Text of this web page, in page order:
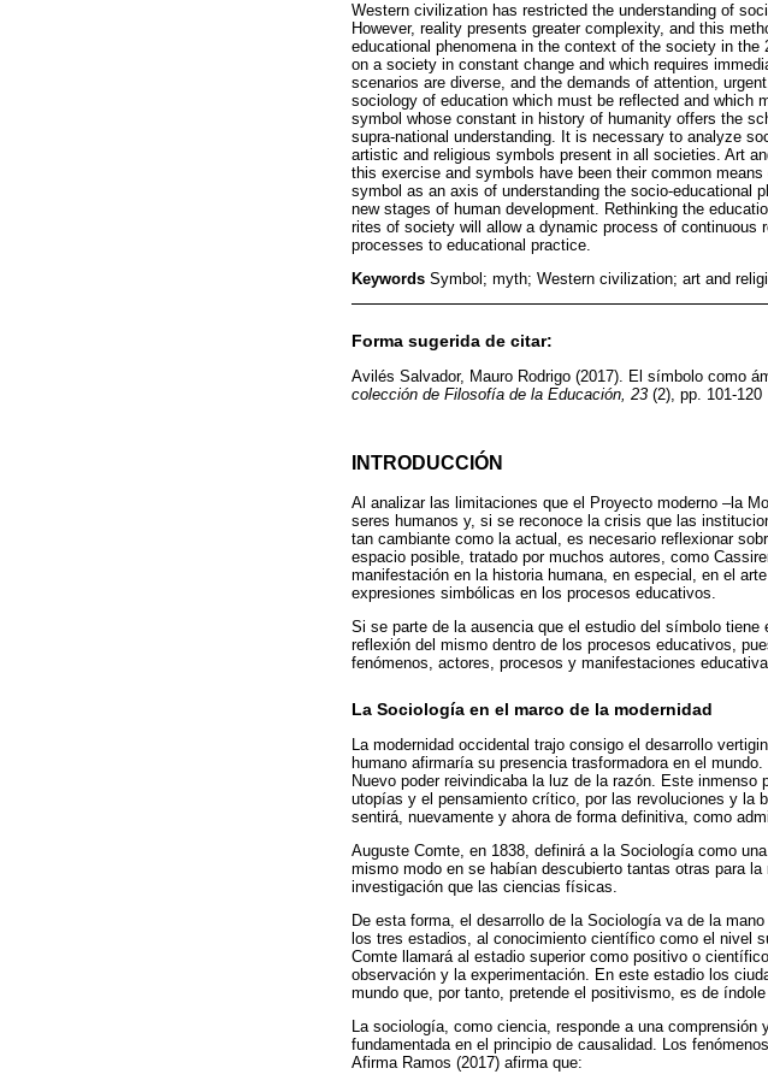
Western civilization has restricted the understanding of
However, reality presents greater complexity, and this
educational phenomena in the context of the society in
on a society in constant change and which requires
scenarios are diverse, and the demands of attention,
sociology of education which must be reflected and which
symbol whose constant in history of humanity offers the
supra-national understanding. It is necessary to analyze
artistic and religious symbols present in all societies. Art
this exercise and symbols have been their common
symbol as an axis of understanding the socio-educational
new stages of human development. Rethinking the
rites of society will allow a dynamic process of continuous
processes to educational practice.
Keywords Symbol; myth; Western civilization; art and
Forma sugerida de citar:
Avilés Salvador, Mauro Rodrigo (2017). El símbolo como
colección de Filosofía de la Educación, 23 (2), pp. 101-120
INTRODUCCIÓN
Al analizar las limitaciones que el Proyecto moderno –la
seres humanos y, si se reconoce la crisis que las
tan cambiante como la actual, es necesario reflexionar
espacio posible, tratado por muchos autores, como
manifestación en la historia humana, en especial, en el
expresiones simbólicas en los procesos educativos.
Si se parte de la ausencia que el estudio del símbolo
reflexión del mismo dentro de los procesos educativos,
fenómenos, actores, procesos y manifestaciones
La Sociología en el marco de la modernidad
La modernidad occidental trajo consigo el desarrollo
humano afirmaría su presencia trasformadora en el
Nuevo poder reivindicaba la luz de la razón. Este
utopías y el pensamiento crítico, por las revoluciones y la
sentirá, nuevamente y ahora de forma definitiva, como
Auguste Comte, en 1838, definirá a la Sociología como
mismo modo en se habían descubierto tantas otras para
investigación que las ciencias físicas.
De esta forma, el desarrollo de la Sociología va de la
los tres estadios, al conocimiento científico como el nivel
Comte llamará al estadio superior como positivo o
observación y la experimentación. En este estadio los
mundo que, por tanto, pretende el positivismo, es de índole
La sociología, como ciencia, responde a una
fundamentada en el principio de causalidad. Los
Afirma Ramos (2017) afirma que: